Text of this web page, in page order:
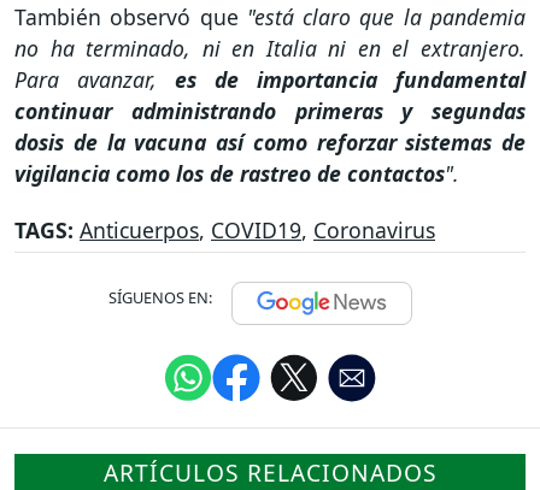
También observó que "está claro que la pandemia
no ha terminado, ni en Italia ni en el extranjero.
Para avanzar, es de importancia fundamental
continuar administrando primeras y segundas
dosis de la vacuna así como reforzar sistemas de
vigilancia como los de rastreo de contactos".
TAGS: Anticuerpos, COVID19, Coronavirus
SÍGUENOS EN:
ARTÍCULOS RELACIONADOS